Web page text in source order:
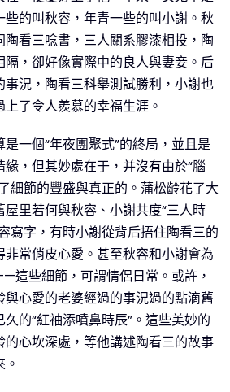
些的叫秋容，年青一些的叫小謝。秋
看三唸書，三人關系膠漆相投，陶
，卻好像實際中的良人與妻妾。后
況，陶看三科舉測試勝利，小謝也
了令人羨慕的幸福生涯。
一個“年夜團聚式”的終局，並且是
，但其妙處在于，并沒有由於“腦
細節的豐盛與真正的。蒲松齡花了大
里若何與秋容、小謝共度“三人時
寫字，有時小謝從背后捂住陶看三的
常俏皮心愛。甚至秋容和小謝會為
這些細節，可謂情侶日常。或許，
心愛的老婆經過的事況過的點滴舊
的“紅袖添噴鼻時辰”。這些美妙的
心坎深處，等他講述陶看三的故事